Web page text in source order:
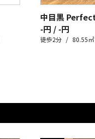
中目黒
-円 / -円
徒歩2分 80.55㎡